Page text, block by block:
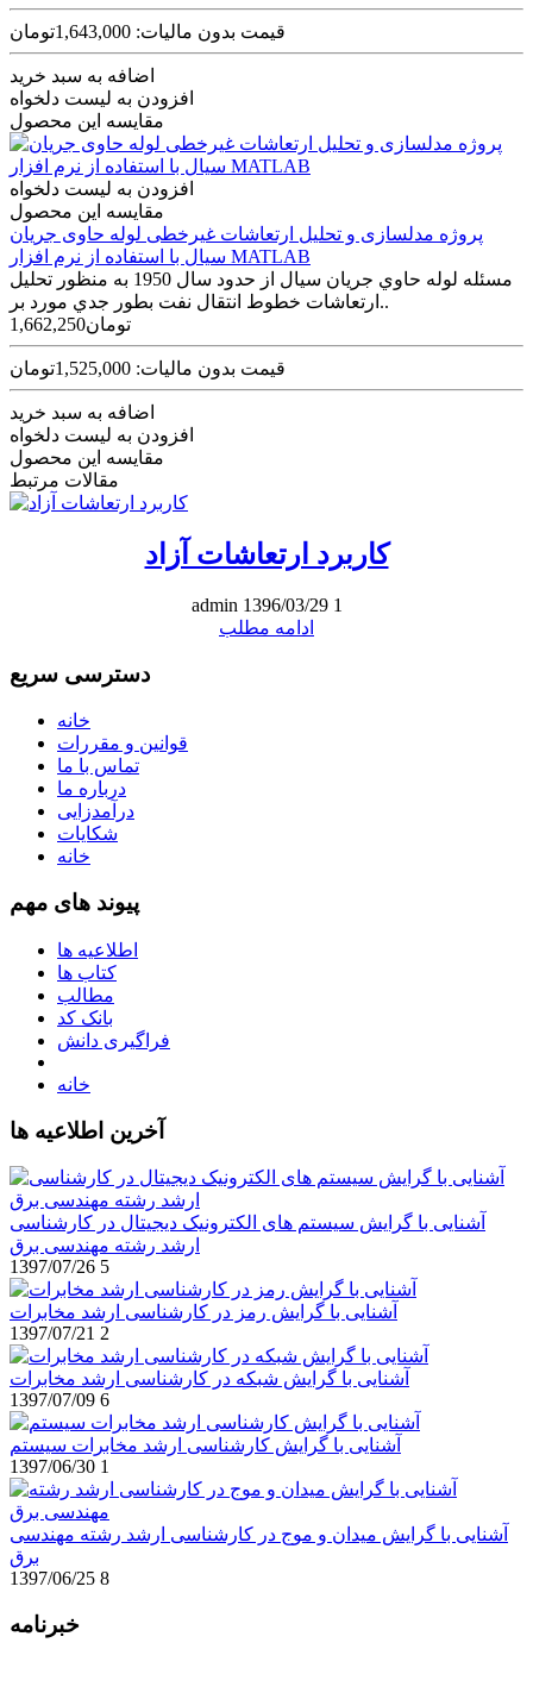
قیمت بدون مالیات: 1,643,000تومان
اضافه به سبد خرید
افزودن به لیست دلخواه
مقایسه این محصول
افزودن به لیست دلخواه
مقایسه این محصول
پروژه مدلسازی و تحلیل ارتعاشات غیرخطی لوله حاوی جریان
سیال با استفاده از نرم افزار MATLAB
مسئله لوله حاوي جريان سيال از حدود سال 1950 به منظور تحليل
ارتعاشات خطوط انتقال نفت بطور جدي مورد بر..
1,662,250تومان
قیمت بدون مالیات: 1,525,000تومان
اضافه به سبد خرید
افزودن به لیست دلخواه
مقایسه این محصول
مقالات مرتبط
کاربرد ارتعاشات آزاد
admin 1396/03/29 1
ادامه مطلب
دسترسی سریع
خانه
قوانین و مقررات
تماس با ما
درباره ما
درآمدزایی
شکایات
خانه
پیوند های مهم
اطلاعیه ها
کتاب ها
مطالب
بانک کد
فراگیری دانش
خانه
آخرین اطلاعیه ها
آشنایی با گرایش سیستم های الکترونیک دیجیتال در کارشناسی
ارشد رشته مهندسی برق
1397/07/26 5
آشنایی با گرایش رمز در کارشناسی ارشد مخابرات
1397/07/21 2
آشنایی با گرایش شبکه در کارشناسی ارشد مخابرات
1397/07/09 6
آشنایی با گرایش کارشناسی ارشد مخابرات سیستم
1397/06/30 1
آشنایی با گرایش میدان و موج در کارشناسی ارشد رشته مهندسی
برق
1397/06/25 8
خبرنامه